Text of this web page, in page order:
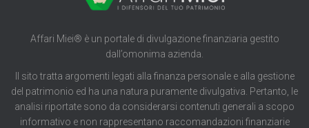
Affari Miei® è un portale di divulgazione finanziaria gestito
dall’omonima azienda.
Il sito tratta argomenti legati alla finanza personale e alla gestione
del patrimonio ed ha una natura puramente divulgativa. Pertanto, le
analisi riportate sono da considerarsi contenuti generali a scopo
informativo e non rappresentano raccomandazioni finanziarie